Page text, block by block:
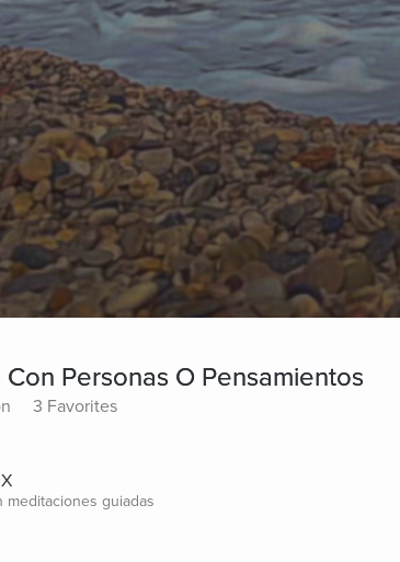
Personas O Pensamientos
3 Favorites
meditaciones guiadas